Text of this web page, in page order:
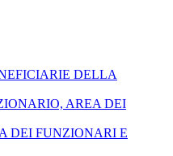
DELLA
AREA DEI
DEI FUNZIONARI E